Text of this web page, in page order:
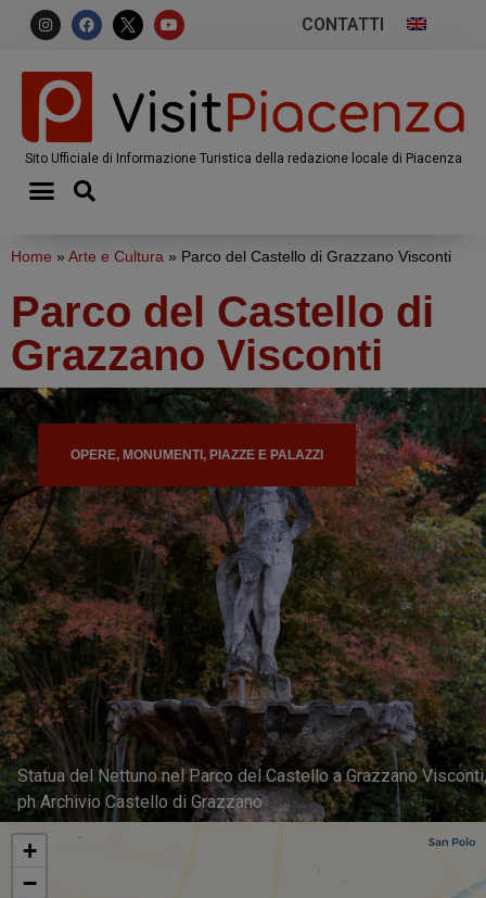
CONTATTI
Sito Ufficiale di Informazione Turistica della redazione locale di Piacenza
Home » Arte e Cultura » Parco del Castello di Grazzano Visconti
Parco del Castello di
Grazzano Visconti
OPERE, MONUMENTI, PIAZZE E PALAZZI
Statua del Nettuno nel Parco del Castello a Grazzano
ph Archivio Castello di Grazzano
+
−